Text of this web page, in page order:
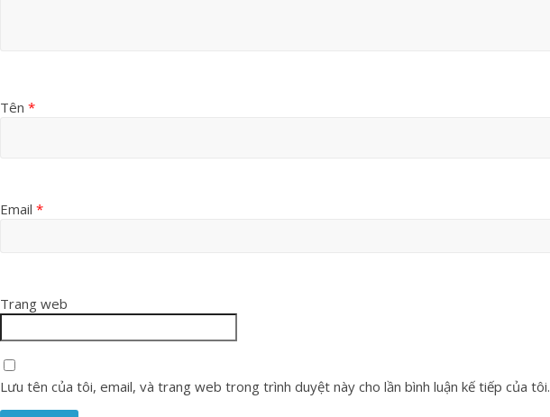
Tên *
Email *
Trang web
Lưu tên của tôi, email, và trang web trong trình duyệt này cho lần bình luận kế tiếp của tôi.